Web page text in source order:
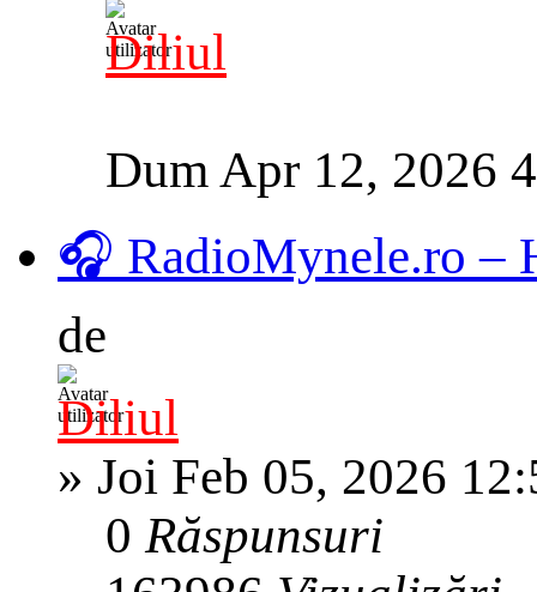
Diliul
Dum Apr 12, 2026
🎧 RadioMynele.ro –
de
Diliul
» Joi Feb 05, 2026
0Răspunsuri